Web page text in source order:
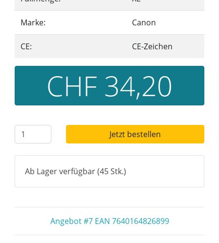
Marke: Canon
CE: CE-Zeichen
CHF 34,20
Jetzt bestellen
Ab Lager verfügbar (45 Stk.)
Angebot #7 EAN 7640164826899